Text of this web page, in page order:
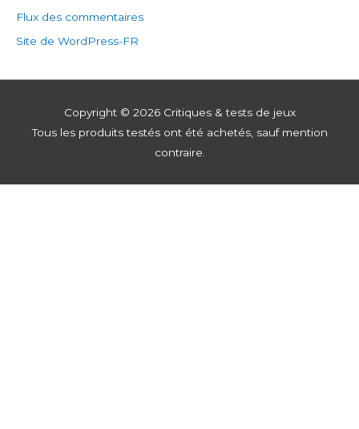
Flux des commentaires
Site de WordPress-FR
Copyright © 2026 Critiques & tests de jeux
Tous les produits testés ont été achetés, sauf mention
contraire.